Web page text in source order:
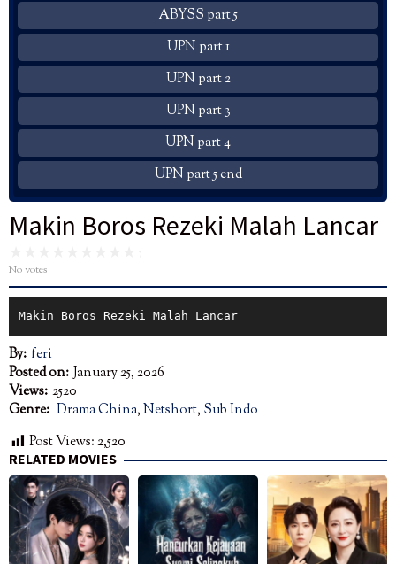
ABYSS part 5
UPN part 1
UPN part 2
UPN part 3
UPN part 4
UPN part 5 end
Makin Boros Rezeki Malah Lancar
No votes
Makin Boros Rezeki Malah Lancar
By: feri
Posted on: January 25, 2026
Views: 2520
Genre: Drama China,Netshort, Sub Indo
Post Views:2,520
RELATED MOVIES